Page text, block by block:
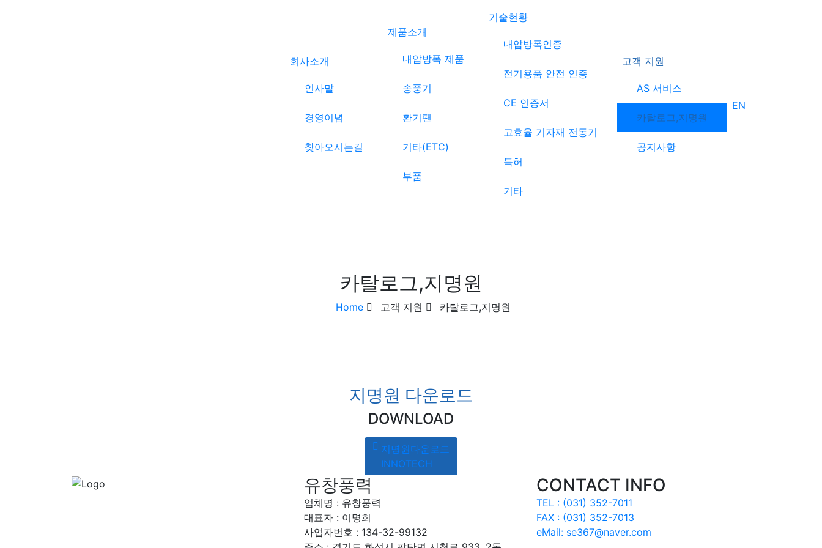
회사소개
인사말
경영이념
찾아오시는길
제품소개
내압방폭 제품
송풍기
환기팬
기타(ETC)
부품
기술현황
내압방폭인증
전기용품 안전 인증
CE 인증서
고효율 기자재 전동기
특허
기타
고객 지원
AS 서비스
카탈로그,지명원
공지사항
EN
카탈로그,지명원
Home 고객 지원 카탈로그,지명원
지명원 다운로드
DOWNLOAD
지명원다운로드
INNOTECH
유창풍력
업체명 : 유창풍력
대표자 : 이명희
사업자번호 : 134-32-99132
CONTACT INFO
TEL : (031) 352-7011
FAX : (031) 352-7013
eMail: se367@naver.com